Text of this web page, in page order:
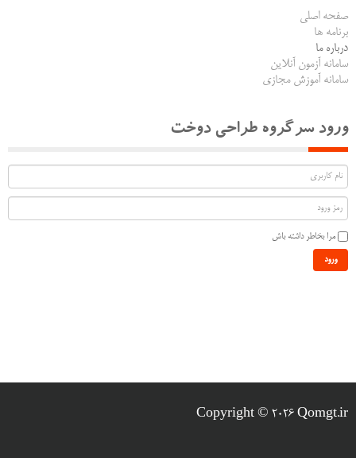
صفحه اصلی
برنامه ها
درباره ما
سامانه آزمون آنلاین
سامانه آموزش مجازی
ورود سرگروه طراحی دوخت
مرا بخاطر داشته باش
ورود
Copyright © 2026 Qomgt.ir